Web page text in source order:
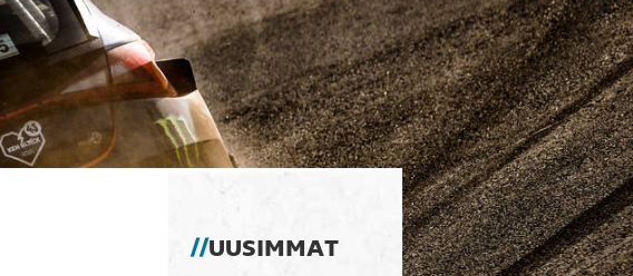
UUSIMMAT